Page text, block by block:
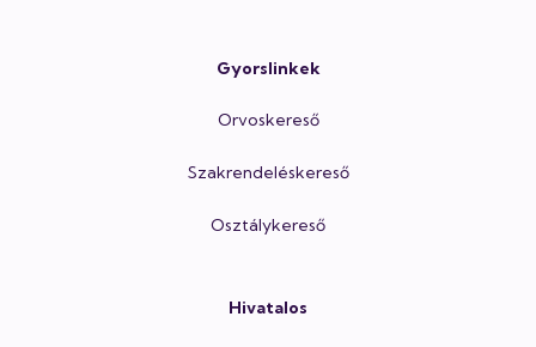
Gyorslinkek
Orvoskereső
Szakrendeléskereső
Osztálykereső
Hivatalos